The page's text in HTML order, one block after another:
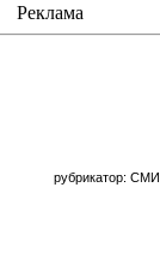
Реклама
рубрикатор: СМИ